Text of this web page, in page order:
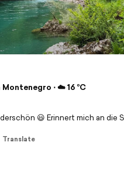
Montenegro ⋅ ☁️ 16 °C
😃 Erinnert mich an die
Translate